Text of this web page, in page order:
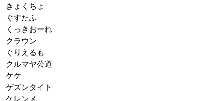
きょくちょ
ぐすたふ
くっきおーれ
クラウン
ぐりえるも
クルマヤ公道
ケケ
ゲズンタイト
ケレンメ